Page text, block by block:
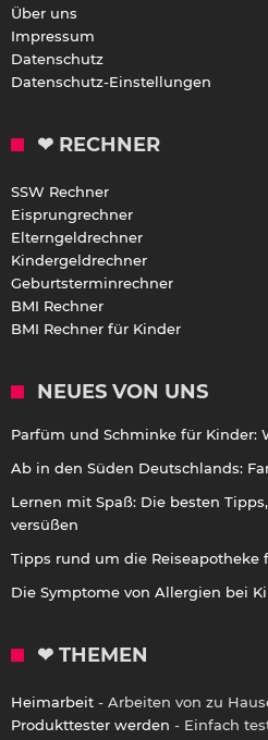
Über uns
Impressum
Datenschutz
Datenschutz-Einstellungen
❤ RECHNER
SSW Rechner
Eisprungrechner
Elterngeldrechner
Kindergeldrechner
Geburtsterminrechner
BMI Rechner
BMI Rechner für Kinder
NEUES VON UNS
Parfüm und Schminke für Kinder:
Ab in den Süden Deutschlands:
Lernen mit Spaß: Die besten
versüßen
Tipps rund um die Reiseapotheke
Die Symptome von Allergien bei
❤ THEMEN
Heimarbeit - Arbeiten von zu
Produkttester werden - Einfach